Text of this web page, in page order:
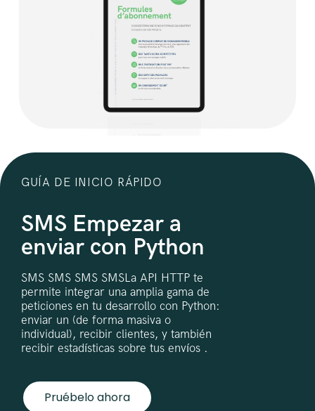
GUÍA DE INICIO RÁPIDO
SMS Empezar a
enviar con Python
SMS SMS SMS SMSLa API HTTP te
permite integrar una amplia gama de
peticiones en tu desarrollo con Python:
enviar un (de forma masiva o
individual), recibir clientes, y también
recibir estadísticas sobre tus envíos .
Pruébelo ahora